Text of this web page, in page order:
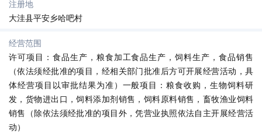
注册地
大洼县平安乡哈吧村
经营范围
许可项目：食品生产，粮食加工食品生产，饲料生产，食品销售
（依法须经批准的项目，经相关部门批准后方可开展经营活动，具
体经营项目以审批结果为准）一般项目：粮食收购，生物饲料研
发，货物进出口，饲料添加剂销售，饲料原料销售，畜牧渔业饲料
销售（除依法须经批准的项目外，凭营业执照依法自主开展经营活
动）